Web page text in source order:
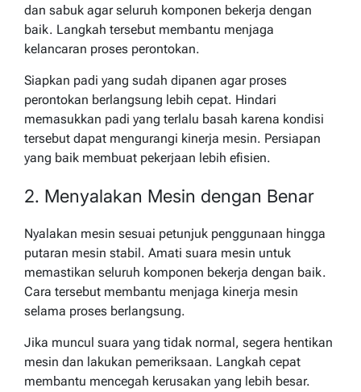
dan sabuk agar seluruh komponen bekerja dengan
baik. Langkah tersebut membantu menjaga
kelancaran proses perontokan.
Siapkan padi yang sudah dipanen agar proses
perontokan berlangsung lebih cepat. Hindari
memasukkan padi yang terlalu basah karena kondisi
tersebut dapat mengurangi kinerja mesin. Persiapan
yang baik membuat pekerjaan lebih efisien.
2. Menyalakan Mesin dengan Benar
Nyalakan mesin sesuai petunjuk penggunaan hingga
putaran mesin stabil. Amati suara mesin untuk
memastikan seluruh komponen bekerja dengan baik.
Cara tersebut membantu menjaga kinerja mesin
selama proses berlangsung.
Jika muncul suara yang tidak normal, segera hentikan
mesin dan lakukan pemeriksaan. Langkah cepat
membantu mencegah kerusakan yang lebih besar.